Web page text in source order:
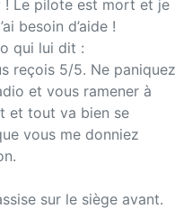
! Le pilote est mort et je
besoin d’aide !
qui lui dit :
reçois 5/5. Ne paniquez
et vous ramener à
et tout va bien se
vous me donniez
sur le siège avant.